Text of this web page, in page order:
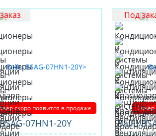
скоро появится в продаже
07HN1-20Y
Под
Товар
Ballu